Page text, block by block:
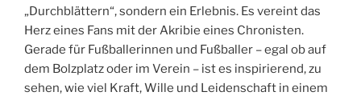
„Durchblättern“, sondern ein Erlebnis. Es vereint das
Herz eines Fans mit der Akribie eines Chronisten.
Gerade für Fußballerinnen und Fußballer – egal ob auf
dem Bolzplatz oder im Verein – ist es inspirierend, zu
sehen, wie viel Kraft, Wille und Leidenschaft in einem